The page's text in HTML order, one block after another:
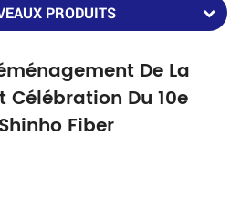
PRODUITS
De La
Célébration Du 10e
Fiber